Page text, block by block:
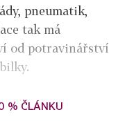
pneumatik,
tak má
od potravinářství
% ČLÁNKU